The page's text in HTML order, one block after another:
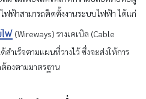
ฟฟ้าสามารถติดตั้งงานระบบไฟฟ้า ได้แก่
ฟ (Wireways) รางเคเบิล (Cable
ำเร็จตามแผนที่วางไว้ ซึ่งจะส่งให้การ
องตามมาตรฐาน